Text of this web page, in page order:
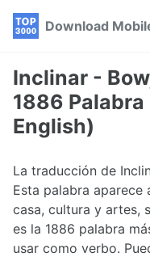
Skip
navigation
Skip
Skip
Download
Inclinar -
1886 Palabra
English)
La traducción de
Esta palabra aparece
casa, cultura y artes,
es la 1886 palabra
usar como verbo.